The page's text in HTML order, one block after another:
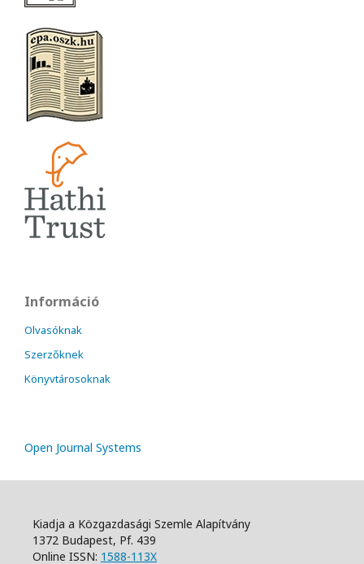
Információ
Olvasóknak
Szerzőknek
Könyvtárosoknak
Open Journal Systems
Kiadja a Közgazdasági Szemle Alapítvány
1372 Budapest, Pf. 439
Online ISSN: 1588-113X